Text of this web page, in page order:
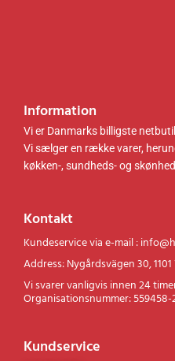
Information
Vi er Danmarks billigste
Vi sælger en række varer,
Kontakt
Kundeservice via e-mail :
Address: Nygårdsvägen 30, 1101
Vi svarer vanligvis innen 24